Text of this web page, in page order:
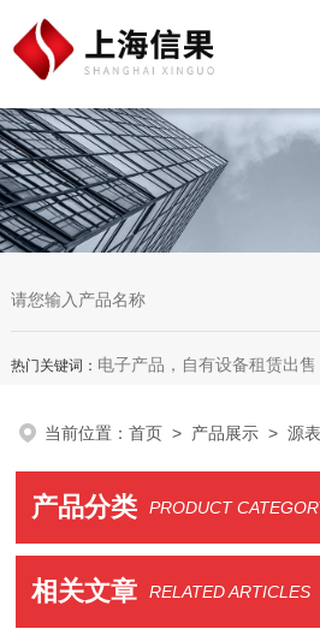
热门关键词： 电子产品，自有设备租赁出
当前位置：首页 > 产品展示 >源表
产品分类 PRODUCT
相关文章 RELATED ARTICLES